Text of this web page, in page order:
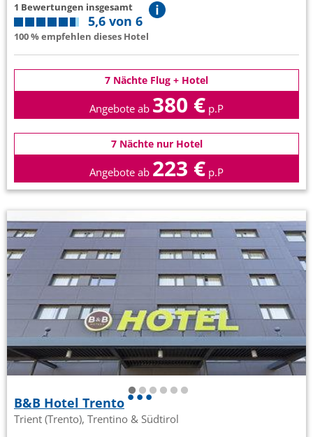
1 Bewertungen insgesamt
5,6 von 6
100 % empfehlen dieses Hotel
7 Nächte Flug + Hotel
Angebote ab 380 € p.P
7 Nächte nur Hotel
Angebote ab 223 € p.P
B&B Hotel Trento
Trient (Trento), Trentino & Südtirol